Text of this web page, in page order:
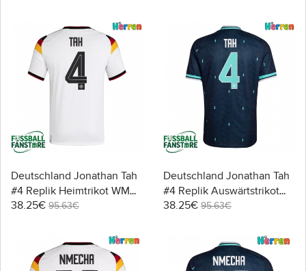
Deutschland Jonathan Tah
#4 Replik Heimtrikot WM
2026 Kurzarm
38.25€ 95.63€
Deutschland Jonathan Tah
#4 Replik Auswärtstrikot
WM 2026 Kurzarm
38.25€ 95.63€